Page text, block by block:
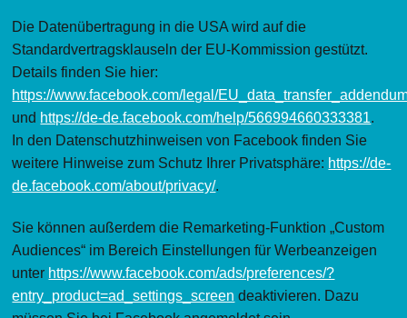
Die Datenübertragung in die USA wird auf die
Standardvertragsklauseln der EU-Kommission gestützt.
Details finden Sie hier:
https://www.facebook.com/legal/
und https://de-de.facebook.com/help/566994660333381.
In den Datenschutzhinweisen von Facebook finden Sie
weitere Hinweise zum Schutz Ihrer Privatsphäre: https://de-
de.facebook.com/about/privacy/.
Sie können außerdem die Remarketing-Funktion „Custom
Audiences“ im Bereich Einstellungen für Werbeanzeigen
unter https://www.facebook.com/ads/preferences/?
entry_product=ad_settings_screen deaktivieren. Dazu